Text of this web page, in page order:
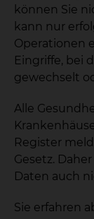
können Sie
kann nur
Operationen
Eingriffe, bei
gewechselt
Alle
Register
Gesetz.
Daten auch
Sie erfahren